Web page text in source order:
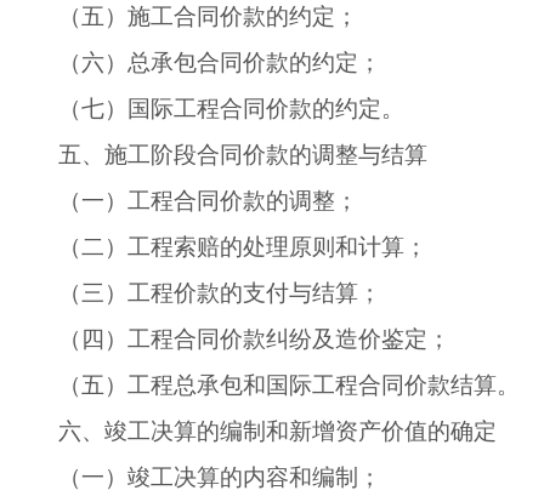
（五）施工合同价款的约定；
（六）总承包合同价款的约定；
（七）国际工程合同价款的约定。
五、施工阶段合同价款的调整与结算
（一）工程合同价款的调整；
（二）工程索赔的处理原则和计算；
（三）工程价款的支付与结算；
（四）工程合同价款纠纷及造价鉴定；
（五）工程总承包和国际工程合同价款结算。
六、竣工决算的编制和新增资产价值的确定
（一）竣工决算的内容和编制；